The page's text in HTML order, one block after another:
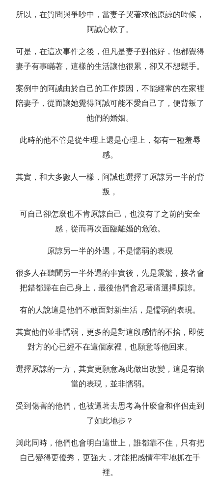
所以，在質問與爭吵中，當妻子哭著求他原諒的時候，
阿誠心軟了。
可是，在這次事件之後，但凡是妻子對他好，他都覺得
妻子有事瞞著，這樣的生活讓他很累，卻又不想鬆手。
案例中的阿誠由於自己的工作原因，不能經常的在家裡
陪妻子，從而讓她覺得阿誠可能不愛自己了，便背叛了
他們的婚姻。
此時的他不管是從生理上還是心理上，都有一種羞辱
感。
其實，和大多數人一樣，阿誠也選擇了原諒另一半的背
叛，
可自己卻怎麼也不肯原諒自己，也沒有了之前的安全
感，從而再次面臨離婚的危險。
原諒另一半的外遇，不是懦弱的表現
很多人在聽聞另一半外遇的事實後，先是震驚，接著會
把錯都歸在自己身上，最後他們會忍著痛選擇原諒。
有的人說這是他們不敢面對新生活，是懦弱的表現。
其實他們並非懦弱，更多的是對這段感情的不捨，即使
對方的心已經不在這個家裡，也願意等他回來。
選擇原諒的一方，其實更願意為此做出改變，這是有擔
當的表現，並非懦弱。
受到傷害的他們，也被逼著去思考為什麼會和伴侶走到
了如此地步？
與此同時，他們也會明白這世上，誰都靠不住，只有把
自己變得更優秀，更強大，才能把感情牢牢地抓在手
裡。